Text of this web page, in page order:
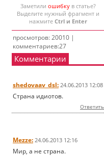
Заметили ошибкув статье?
Выделите нужный фрагмент и
нажмите Ctrl и Enter
просмотров: 20010 |
комментариев:27
Комментарии
shedovaav_dsl: 24.06.2013 12:08
Страна идиотов.
Ответить
Mezze: 24.06.2013 12:16
Мир, а не страна.